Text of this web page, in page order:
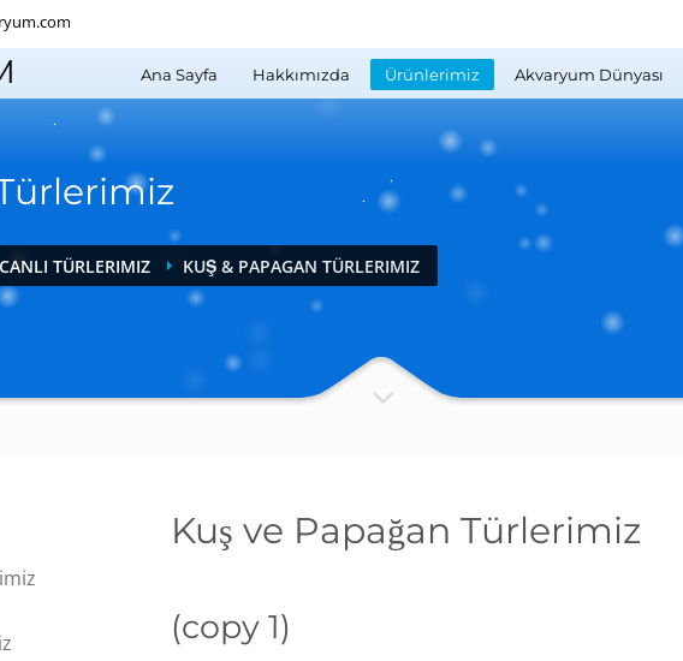
Ana Sayfa Hakkımızda Ürünlerimiz Akvaryum Dünyası
CANLI TÜRLERIMIZ KUŞ & PAPAGAN TÜRLERIMIZ
Kuş ve Papağan Türlerimiz
(copy 1)